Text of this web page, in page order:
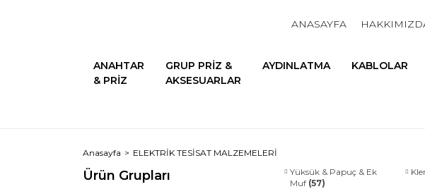
ANASAYFA
ANAHTAR
& PRİZ
GRUP PRİZ &
AKSESUARLAR
AYDINLATMA KABLOLAR
Anasayfa ELEKTRİK TESİSAT MALZEMELERİ
Ürün Grupları
Yüksük & Papuç & Ek
Muf (57)